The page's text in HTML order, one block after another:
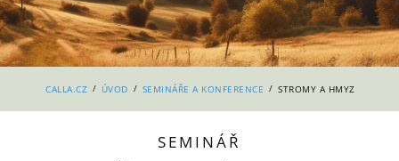
CALLA.CZ / ÚVOD / SEMINÁŘE A KONFERENCE / STROMY A HMYZ
SEMINÁŘ